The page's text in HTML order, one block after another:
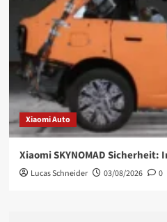
Xiaomi Auto
Xiaomi SKYNOMAD
Lucas Schneider 03/08/2026 0